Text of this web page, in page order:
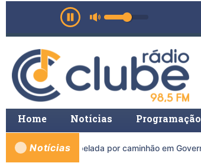
Home Notícias Programação
Notícias
após ser atropelada por caminhão em